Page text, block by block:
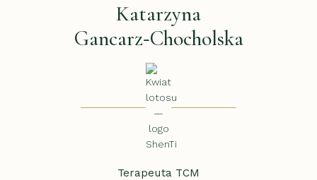
Katarzyna
Gancarz‑Chocholska
Terapeuta TCM